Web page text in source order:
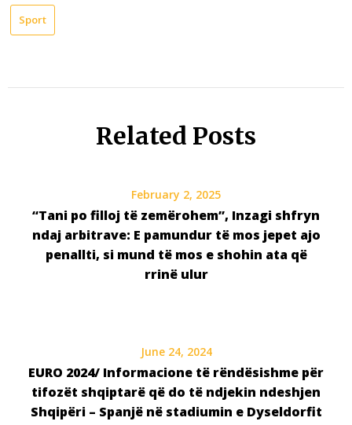
Sport
Related Posts
February 2, 2025
“Tani po filloj të zemërohem”, Inzagi shfryn
ndaj arbitrave: E pamundur të mos jepet ajo
penallti, si mund të mos e shohin ata që
rrinë ulur
June 24, 2024
EURO 2024/ Informacione të rëndësishme për
tifozët shqiptarë që do të ndjekin ndeshjen
Shqipëri – Spanjë në stadiumin e Dyseldorfit